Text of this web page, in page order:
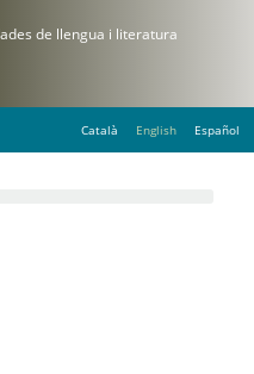
Català English Español